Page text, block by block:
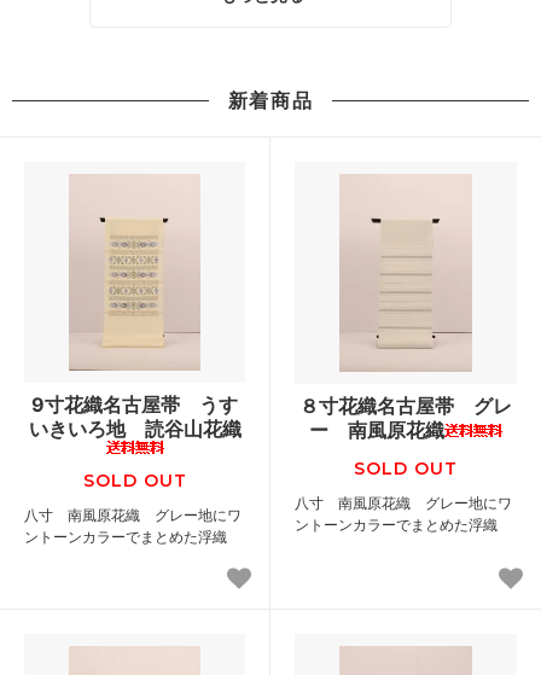
新着商品
9寸花織名古屋帯 うす
いきいろ地 読谷山花織
SOLD OUT
八寸 南風原花織 グレー地にワ
ントーンカラーでまとめた浮織
８寸花織名古屋帯 グレ
ー 南風原花織
SOLD OUT
八寸 南風原花織 グレー地にワ
ントーンカラーでまとめた浮織